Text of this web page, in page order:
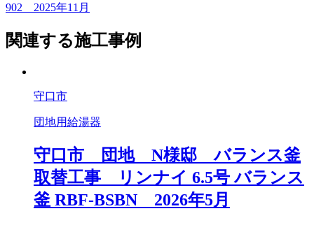
902 2025年11月
関連する施工事例
守口市
団地用給湯器
守口市 団地 N様邸 バランス釜
取替工事 リンナイ 6.5号 バランス
釜 RBF-BSBN 2026年5月